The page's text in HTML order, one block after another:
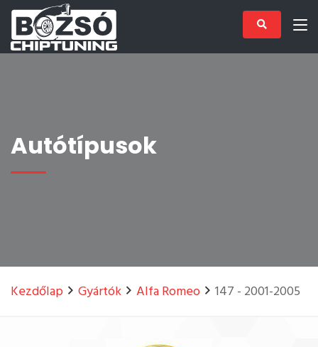
Autótípusok
Kezdőlap Gyártók Alfa Romeo 147 - 2001-2005